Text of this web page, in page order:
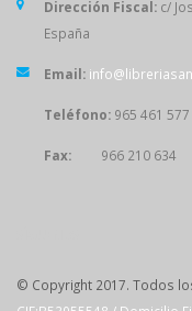
Dirección Fiscal: c/
España
Email:
Teléfono: 965 461 577
Fax: 966 210 634
© Copyright 2017. Todos